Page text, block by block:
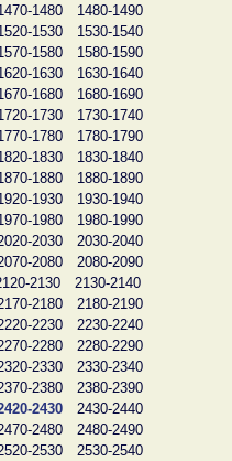
1480
1480-1490
1530
1530-1540
1580
1580-1590
1630
1630-1640
1680
1680-1690
1730
1730-1740
1780
1780-1790
1830
1830-1840
1880
1880-1890
1930
1930-1940
1980
1980-1990
2030
2030-2040
2080
2080-2090
2130
2130-2140
2180
2180-2190
2230
2230-2240
2280
2280-2290
2330
2330-2340
2380
2380-2390
2430
2430-2440
2480
2480-2490
2530
2530-2540